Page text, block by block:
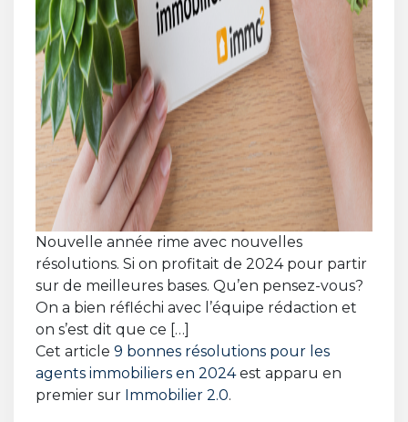
Nouvelle année rime avec nouvelles
résolutions. Si on profitait de 2024 pour partir
sur de meilleures bases. Qu’en pensez-vous?
On a bien réfléchi avec l’équipe rédaction et
on s’est dit que ce […]
Cet article 9 bonnes résolutions pour les
agents immobiliers en 2024est apparu en
premier sur Immobilier 2.0.